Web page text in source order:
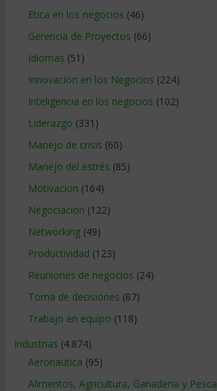
Etica en los negocios (46)
Gerencia de Proyectos (66)
Idiomas (51)
Innovacion en los Negocios (224)
Inteligencia en los negocios (102)
Liderazgo (331)
Manejo de crisis (60)
Manejo del estrés (85)
Motivacion (164)
Negociacion (122)
Networking(49)
Productividad (123)
Reuniones de negocios (24)
Toma de decisiones (87)
Trabajo en equipo (118)
Industrias (4.874)
Aeronautica (95)
Alimentos, Agricultura, Ganaderia y Pesca